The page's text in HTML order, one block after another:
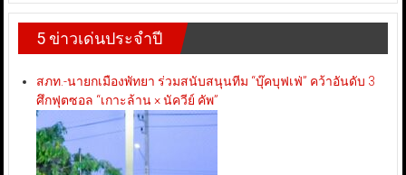
5 ข่าวเด่นประจำปี
สภท.-นายกเมืองพัทยา ร่วมสนับสนุนทีม “บุ๊คบุฟเฟ่” คว้าอันดับ 3
ศึกฟุตซอล “เกาะล้าน × นัควีย์ คัพ”